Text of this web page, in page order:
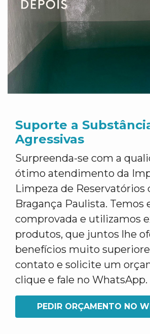
Suporte a
Agressivas
Surpreenda-se com a
ótimo atendimento da
Limpeza de Reservatórios
Bragança Paulista. Temos
comprovada e utilizamos
produtos, que juntos lhe
benefícios muito
contato e solicite um
clique e fale no WhatsApp.
PEDIR ORÇAMENTO NO